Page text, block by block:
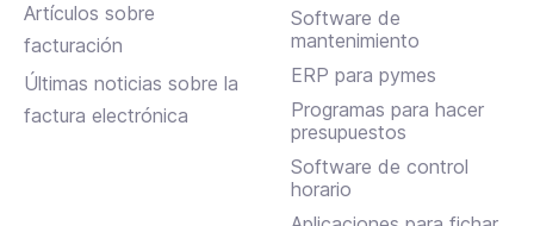
Artículos sobre
facturación
Últimas noticias sobre la
factura electrónica
Software de
mantenimiento
ERP para pymes
Programas para hacer
presupuestos
Software de control
horario